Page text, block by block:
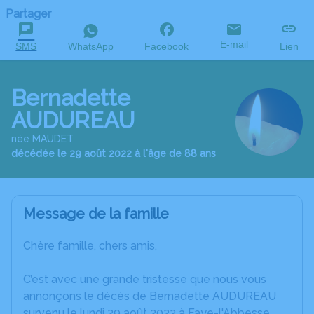
Partager
SMS WhatsApp Facebook E-mail Lien
Bernadette
AUDUREAU
née MAUDET
décédée le 29 août 2022 à l'âge de 88 ans
Message de la famille
Chère famille, chers amis,
C’est avec une grande tristesse que nous vous
annonçons le décès de Bernadette AUDUREAU